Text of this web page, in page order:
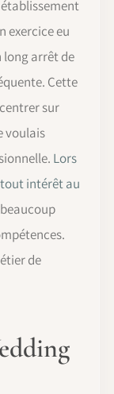
exercice eu
long arrêt de
Cette
sur
voulais
Lors
intérêt au
de